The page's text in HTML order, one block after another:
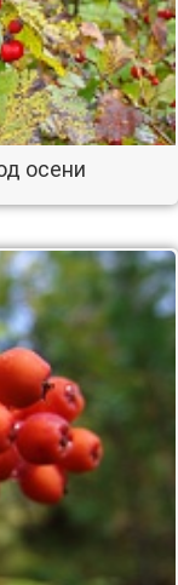
осени